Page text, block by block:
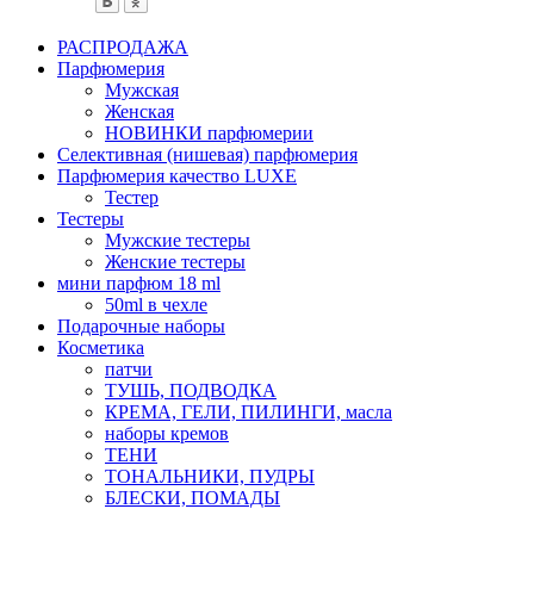
РАСПРОДАЖА
Парфюмерия
Мужская
Женская
НОВИНКИ парфюмерии
Селективная (нишевая) парфюмерия
Парфюмерия качество LUXE
Тестер
Тестеры
Мужские тестеры
Женские тестеры
мини парфюм 18 ml
50ml в чехле
Подарочные наборы
Косметика
патчи
ТУШЬ, ПОДВОДКА
КРЕМА, ГЕЛИ, ПИЛИНГИ, масла
наборы кремов
ТЕНИ
ТОНАЛЬНИКИ, ПУДРЫ
БЛЕСКИ, ПОМАДЫ